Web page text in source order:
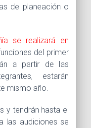
de planeación o
se realizará en
del primer
a partir de las
estarán
mismo año.
y tendrán hasta el
las audiciones se